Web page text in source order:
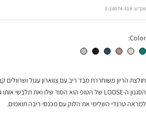
בהנחה
מק"ט: 28074-518-S
Color:
חולצת הריון אורי ירוק אצה חולצת הריון אורי אבן חולצת הריון אורי מוקהחולצת הריון אורי כחולחולצת הריון אורי שחורחולצת הריון אורי אפור מלאנז'
חולצת הריון משוחררת מבד ריב עם צווארון עגול ושרוולים
הסגנון ה-LOOSE של הטופ הוא הסוד שלו ואת תלבשי אותו גם בהריון וגם אחריו.
למראה טרנדי השלימי את הלוק עם מכנסי ריבה תואמים.